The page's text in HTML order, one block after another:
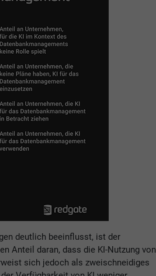
deutlich beeinflusst, ist der
Anteil daran, dass die KI-Nutzung von
sich jedoch als zweischneidiges